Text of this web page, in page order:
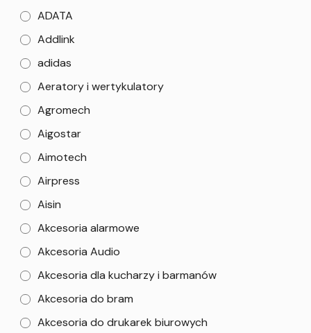
ADATA
Addlink
adidas
Aeratory i wertykulatory
Agromech
Aigostar
Aimotech
Airpress
Aisin
Akcesoria alarmowe
Akcesoria Audio
Akcesoria dla kucharzy i barmanów
Akcesoria do bram
Akcesoria do drukarek biurowych